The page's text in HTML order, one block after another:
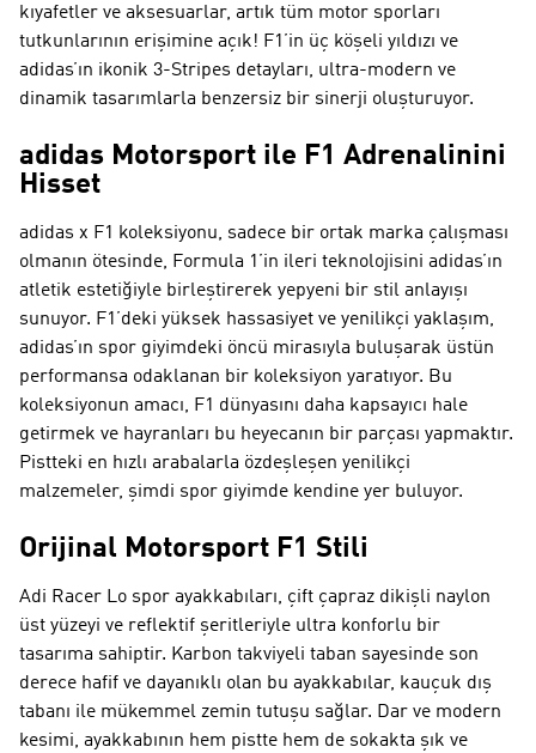
kıyafetler ve aksesuarlar, artık tüm motor sporları
tutkunlarının erişimine açık! F1’in üç köşeli yıldızı ve
adidas’ın ikonik 3-Stripes detayları, ultra-modern ve
dinamik tasarımlarla benzersiz bir sinerji oluşturuyor.
adidas Motorsport ile F1 Adrenalinini
Hisset
adidas x F1 koleksiyonu, sadece bir ortak marka çalışması
olmanın ötesinde, Formula 1’in ileri teknolojisini adidas’ın
atletik estetiğiyle birleştirerek yepyeni bir stil anlayışı
sunuyor. F1’deki yüksek hassasiyet ve yenilikçi yaklaşım,
adidas’ın spor giyimdeki öncü mirasıyla buluşarak üstün
performansa odaklanan bir koleksiyon yaratıyor. Bu
koleksiyonun amacı, F1 dünyasını daha kapsayıcı hale
getirmek ve hayranları bu heyecanın bir parçası yapmaktır.
Pistteki en hızlı arabalarla özdeşleşen yenilikçi
malzemeler, şimdi spor giyimde kendine yer buluyor.
Orijinal Motorsport F1 Stili
Adi Racer Lo spor ayakkabıları, çift çapraz dikişli naylon
üst yüzeyi ve reflektif şeritleriyle ultra konforlu bir
tasarıma sahiptir. Karbon takviyeli taban sayesinde son
derece hafif ve dayanıklı olan bu ayakkabılar, kauçuk dış
tabanı ile mükemmel zemin tutuşu sağlar. Dar ve modern
kesimi, ayakkabının hem pistte hem de sokakta şık ve